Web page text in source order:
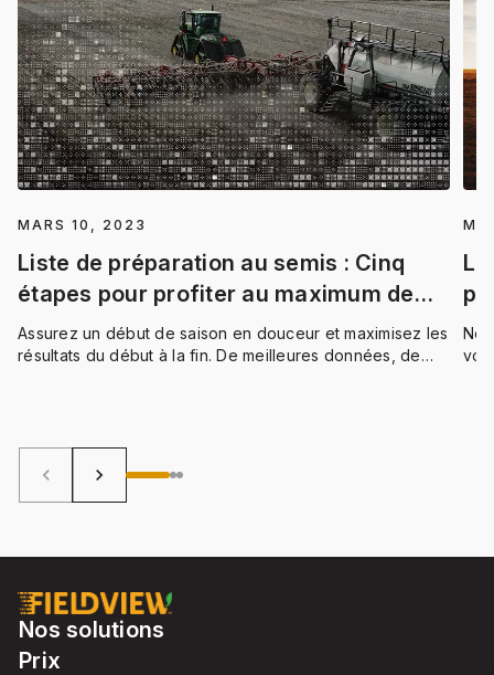
MARS 10, 2023
Liste de préparation au semis : Cinq
étapes pour profiter au maximum de
FieldView
Assurez un début de saison en douceur et maximisez les
résultats du début à la fin. De meilleures données, de
keyboard_arrow_left keyboard_arrow_right
Nos solutions
Prix